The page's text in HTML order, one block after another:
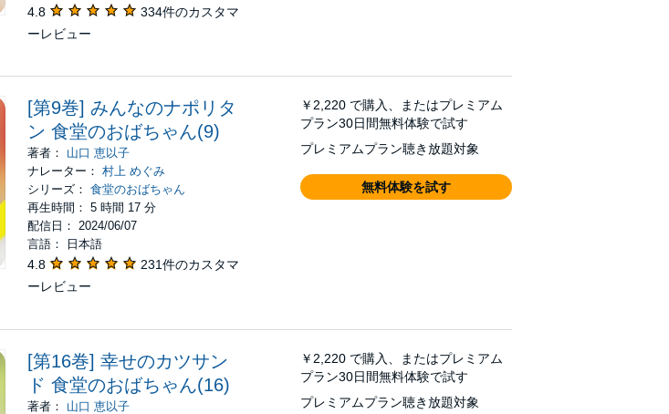
4.8
334件のカスタマ
ーレビュー
[第9巻] みんなのナポリタ
ン 食堂のおばちゃん(9)
著者： 山口 恵以子
ナレーター：村上 めぐみ
シリーズ：食堂のおばちゃん
再生時間： 5 時間 17 分
配信日： 2024/06/07
言語： 日本語
4.8
231件のカスタマ
ーレビュー
￥2,220 で購入、またはプレミアム
プラン30日間無料体験で試す
プレミアムプラン聴き放題対象
無料体験を試す
[第16巻] 幸せのカツサン
ド 食堂のおばちゃん(16)
著者： 山口 恵以子
￥2,220 で購入、またはプレミアム
プラン30日間無料体験で試す
プレミアムプラン聴き放題対象